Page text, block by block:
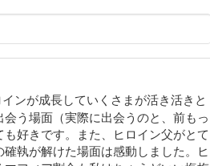
ンが成長していくさまが活き活きと
う場面（実際に出会うのと、前もっ
好きです。また、ヒロイン父がとて
執が解けた場面は感動しました。ヒ